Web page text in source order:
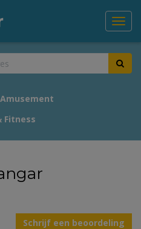
Amusement
Fitness
Schrijf een beoordeling